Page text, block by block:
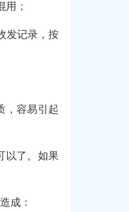
；
发记录，按
，容易引起
以了。如果
成：